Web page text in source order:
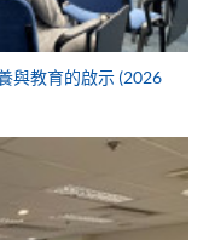
，信封上請註明
遺失的支票及個
以 VISA 或
修學院
與教育的啟示 (2026